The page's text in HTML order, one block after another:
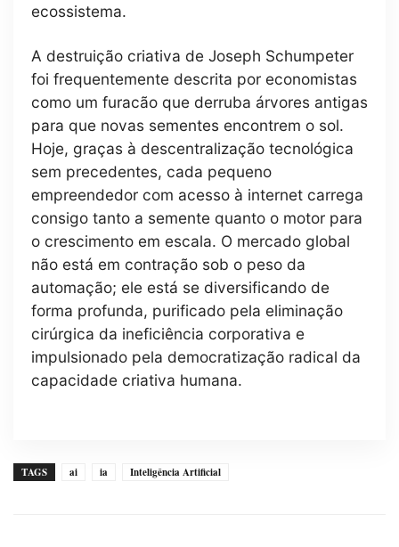
ecossistema.
A destruição criativa de Joseph Schumpeter
foi frequentemente descrita por economistas
como um furacão que derruba árvores antigas
para que novas sementes encontrem o sol.
Hoje, graças à descentralização tecnológica
sem precedentes, cada pequeno
empreendedor com acesso à internet carrega
consigo tanto a semente quanto o motor para
o crescimento em escala. O mercado global
não está em contração sob o peso da
automação; ele está se diversificando de
forma profunda, purificado pela eliminação
cirúrgica da ineficiência corporativa e
impulsionado pela democratização radical da
capacidade criativa humana.
TAGS ai ia Inteligência Artificial